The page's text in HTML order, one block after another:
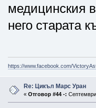
медицинския
него старата
https://www.facebook.com/
Re: Цикъл Марс Уран
« Отговор #44 -: